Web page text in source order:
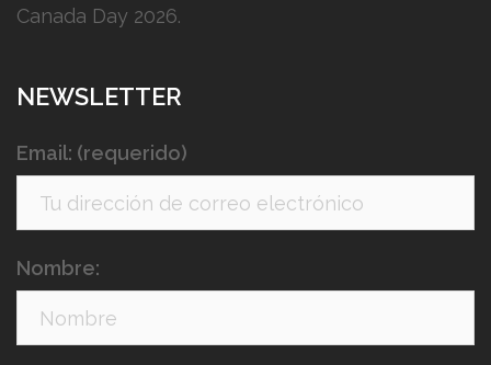
Canada Day 2026.
NEWSLETTER
Email: (requerido)
Nombre: